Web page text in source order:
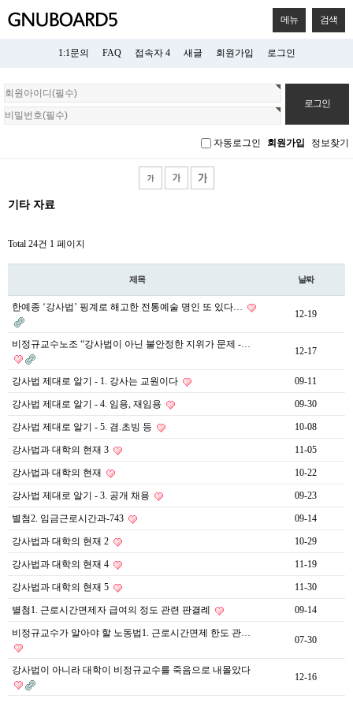
메뉴 검색
1:1문의 FAQ 접속자 4 새글 회원가입 로그인
회
원
로
자동로그인 회원가입 정보찾기
기타 자료
Total 24건 1 페이지
제목 날짜
한예종 ‘강사법’ 핑계로 해고한 전통예술 명인 또 있다…
12-19
비정규교수노조 “강사법이 아닌 불안정한 지위가 문제 -…
12-17
강사법 제대로 알기 - 1. 강사는 교원이다 09-11
강사법 제대로 알기 - 4. 임용, 재임용 09-30
강사법 제대로 알기 - 5. 겸.초빙 등 10-08
강사법과 대학의 현재 3 11-05
강사법과 대학의 현재 10-22
강사법 제대로 알기 - 3. 공개 채용 09-23
별첨2. 임금근로시간과-743 09-14
강사법과 대학의 현재 2 10-29
강사법과 대학의 현재 4 11-19
강사법과 대학의 현재 5 11-30
별첨1. 근로시간면제자 급여의 정도 관련 판결례 09-14
비정규교수가 알아야 할 노동법1. 근로시간면제 한도 관…
07-30
강사법이 아니라 대학이 비정규교수를 죽음으로 내몰았다
12-16